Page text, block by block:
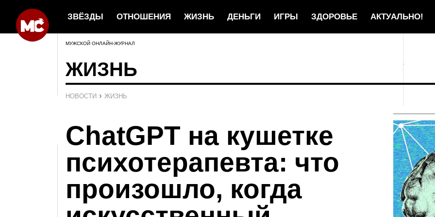
ЗВЁЗДЫ ОТНОШЕНИЯ ЖИЗНЬ ДЕНЬГИ ИГРЫ ЗДОРОВЬЕ АКТУАЛЬНО!
МУЖСКОЙ ОНЛАЙН-ЖУРНАЛ
ЖИЗНЬ
НОВОСТИ › ЖИЗНЬ
ChatGPT на кушетке
психотерапевта: что
произошло, когда